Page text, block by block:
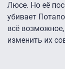
Люсе. Но её
убивает
всё
изменить их